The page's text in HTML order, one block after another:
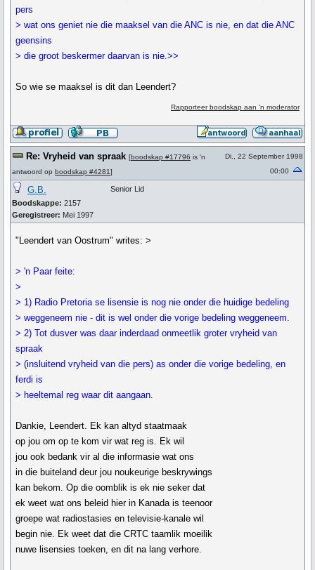
pers
> wat ons geniet nie die maaksel van die ANC is nie, en dat die ANC
geensins
> die groot beskermer daarvan is nie.>>
So wie se maaksel is dit dan Leendert?
Rapporteer boodskap aan 'n moderator
Re: Vryheid van spraak [boodskap #17796 is 'n
antwoord op boodskap #4281]
Di., 22 September 1998
00:00
G.B.
Boodskappe: 2157
Geregistreer: Mei 1997
Senior Lid
"Leendert van Oostrum" writes: >
> 'n Paar feite:
>
> 1) Radio Pretoria se lisensie is nog nie onder die huidige bedeling
> weggeneem nie - dit is wel onder die vorige bedeling weggeneem.
> 2) Tot dusver was daar inderdaad onmeetlik groter vryheid van
spraak
> (insluitend vryheid van die pers) as onder die vorige bedeling, en
ferdi is
> heeltemal reg waar dit aangaan.
Dankie, Leendert. Ek kan altyd staatmaak
op jou om op te kom vir wat reg is. Ek wil
jou ook bedank vir al die informasie wat ons
in die buiteland deur jou noukeurige beskrywings
kan bekom. Op die oomblik is ek nie seker dat
ek weet wat ons beleid hier in Kanada is teenoor
groepe wat radiostasies en televisie-kanale wil
begin nie. Ek weet dat die CRTC taamlik moeilik
nuwe lisensies toeken, en dit na lang verhore.